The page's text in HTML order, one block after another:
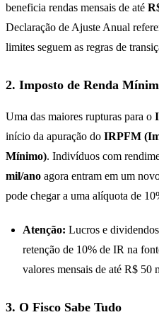
beneficia rendas mensais de até
Declaração de Ajuste Anual
limites seguem as regras de
2. Imposto de Renda
Uma das maiores rupturas para o
início da apuração do IRPFM
Mínimo). Indivíduos com
mil/ano agora entram em um
pode chegar a uma alíquota de
Atenção: Lucros e
retenção de 10% de IR na
valores mensais de até R$ 50
3. O Fisco Sabe Tudo